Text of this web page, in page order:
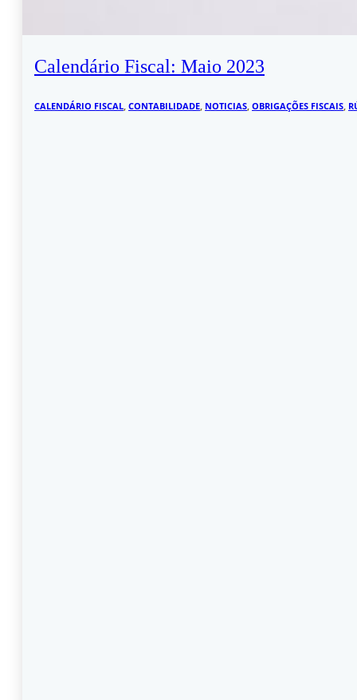
Calendário Fiscal: Maio 2023
CALENDÁRIO FISCAL, CONTABILIDADE, NOTICIAS, OBRIGAÇÕES FISCAIS,